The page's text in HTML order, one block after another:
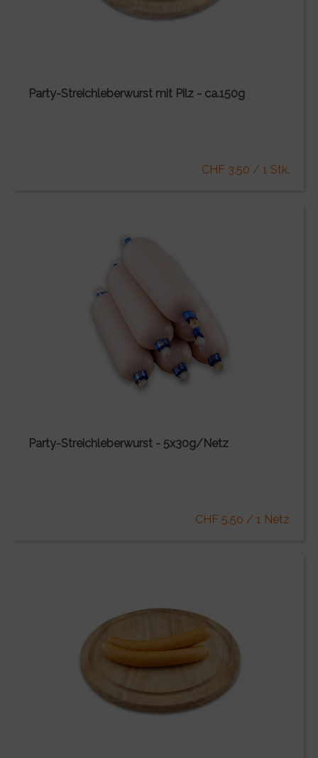
Party-Streichleberwurst mit Pilz - ca.150g
CHF 3.50 / 1 Stk.
Party-Streichleberwurst - 5x30g/Netz
CHF 5.50 / 1 Netz